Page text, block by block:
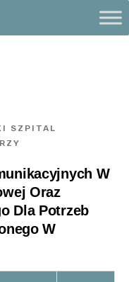
SZPITAL
W
Oraz
Dla Potrzeb
W